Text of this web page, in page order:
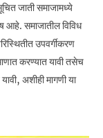
जाती समाजामध्ये
आहे. समाजातील विविध
उपवर्गीकरण
करण्यात यावी तसेच
अशीही मागणी या